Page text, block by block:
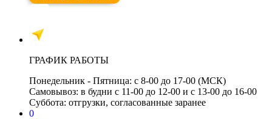
ГРАФИК РАБОТЫ
Понедельник - Пятница: с 8-00 до 17-00 (МСК)
Самовывоз: в будни с 11-00 до 12-00 и с 13-00 до 16-00
Суббота: отгрузки, согласованные заранее
0